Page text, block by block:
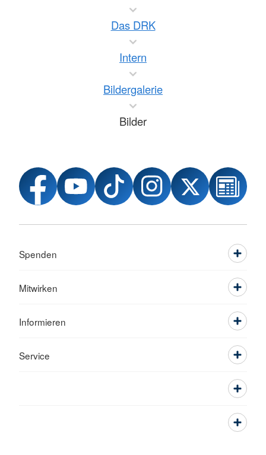
Das DRK
Intern
Bildergalerie
Bilder
Spenden
Mitwirken
Informieren
Service